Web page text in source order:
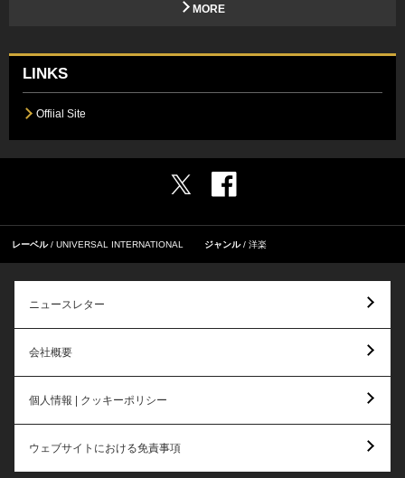
MORE
LINKS
Offiial Site
レーベル UNIVERSAL INTERNATIONAL ジャンル 洋楽
ニュースレター
会社概要
個人情報 | クッキーポリシー
ウェブサイトにおける免責事項